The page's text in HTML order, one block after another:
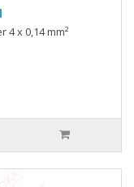
x 0,14 mm²